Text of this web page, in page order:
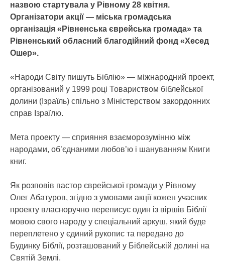
назвою стартувала у Рівному 28 квітня.
Організатори акції — міська громадська
організація «Рівненська єврейська громада» та
Рівненський обласний благодійний фонд «Хесед
Ошер».
«Народи Світу пишуть Біблію» — міжнародний проект,
організований у 1999 році Товариством біблейської
долини (Ізраїль) спільно з Міністерством закордонних
справ Ізраїлю.
Мета проекту — сприяння взаєморозумінню між
народами, об’єднаними любов’ю і шануванням Книги
книг.
Як розповів пастор єврейської громади у Рівному
Олег Абатуров, згідно з умовами акції кожен учасник
проекту власноручно переписує один із віршів Біблії
мовою свого народу у спеціальний аркуш, який буде
переплетено у єдиний рукопис та передано до
Будинку Біблії, розташований у Біблейській долині на
Святій Землі.